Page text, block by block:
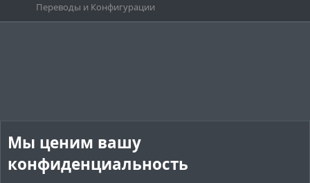
Переводы и Конфигурации
Мы ценим вашу
конфиденциальность